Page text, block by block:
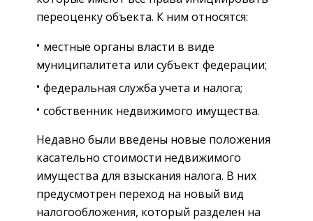
переоценку объекта. К ним относятся:
местные органы власти в виде
муниципалитета или субъект федерации;
федеральная служба учета и налога;
собственник недвижимого имущества.
Недавно были введены новые положения
касательно стоимости недвижимого
имущества для взыскания налога. В них
предусмотрен переход на новый вид
налогообложения, который разделен на